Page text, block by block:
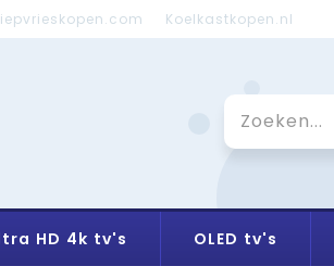
Koelkastkopen.nl
HD 4k tv's OLED tv's